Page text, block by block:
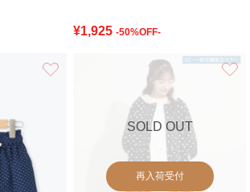
¥1,925 -50%OFF-
SOLD OUT
再入荷受付